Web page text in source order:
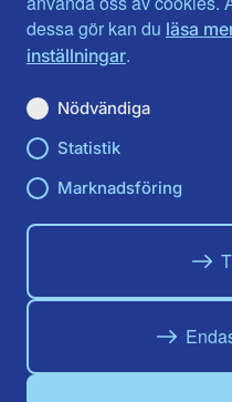
dessa gör kan du läsa
inställningar.
Nödvändiga
Statistik
Marknadsföring
Kronobergs län
Norrbotten
Skåne län
Du hittar oss här på
Facebook
Instagram